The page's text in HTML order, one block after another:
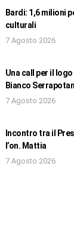
Bardi: 1,6 milioni
culturali
7 Agosto 2026
Una call per il
Bianco
7 Agosto 2026
Incontro tra il
l’on. Mattia
7 Agosto 2026